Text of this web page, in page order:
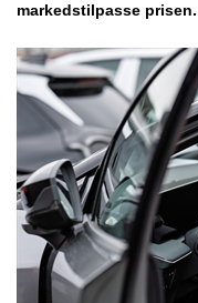
markedstilpasse prisen.